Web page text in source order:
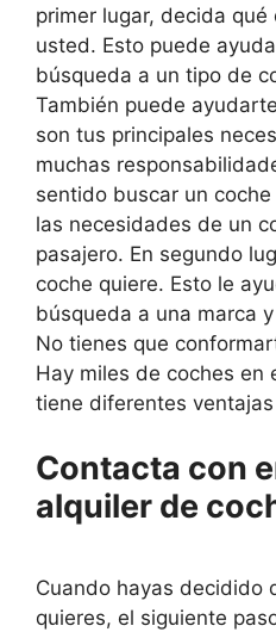
primer lugar, decida
usted. Esto puede
búsqueda a un tipo de
También puede
son tus principales
muchas
sentido buscar un
las necesidades de un
pasajero. En segundo
coche quiere. Esto le
búsqueda a una marca
No tienes que
Hay miles de coches en
tiene diferentes
Contacta con
alquiler de
Cuando hayas decidido
quieres, el siguiente